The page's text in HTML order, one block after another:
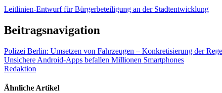
Leitlinien-Entwurf für Bürgerbeteiligung an der Stadtentwicklung
Beitragsnavigation
Polizei Berlin: Umsetzen von Fahrzeugen – Konkretisierung der
Unsichere Android-Apps befallen Millionen Smartphones
Redaktion
Ähnliche Artikel